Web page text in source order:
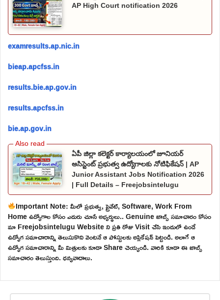
AP High Court notification 2026
examresults.ap.nic.in
bieap.apcfss.in
results.bie.ap.gov.in
results.apcfss.in
bie.ap.gov.in
ఏపీ జిల్లా కలెక్టర్ కార్యాలయంలో జూనియర్
అసిస్టెంట్ ప్రభుత్వ ఉద్యోగాలకు నోటిఫికేషన్ | AP
Junior Assistant Jobs Notification 2026
| Full Details – Freejobsintelugu
Important Note: మీలో ప్రభుత్వ, ప్రైవేట్, Software, Work From
Home ఉద్యోగాల కోసం ఎదురు చూసే అభ్యర్థులు.. Genuine జాబ్స్ సమాచారం కోసం
మా Freejobsintelugu Website ని ప్రతి రోజు Visit చేసి ఇందులో ఉండే
ఉద్యోగ సమాచారాన్ని తెలుసుకొని వెంటనే ఆ పోస్టులకు అప్లికేషన్ పెట్టండి. అలాగే ఆ
ఉద్యోగ సమాచారాన్ని మీ మిత్రులకు కూడా Share చెయ్యండి. వారికి కూడా ఈ జాబ్స్
సమాచారం తెలుస్తుంది. ధన్యవాదాలు.